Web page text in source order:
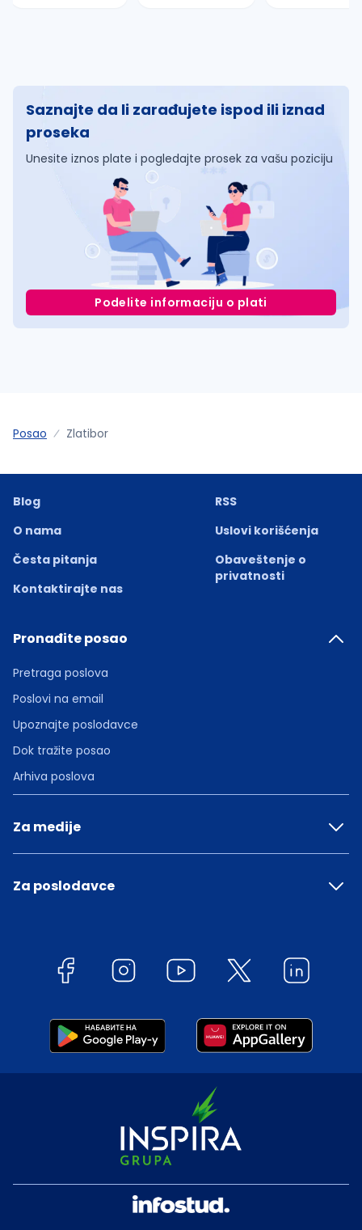
Saznajte da li zarađujete ispod ili iznad
proseka
Unesite iznos plate i pogledajte prosek za vašu poziciju
Podelite informaciju o plati
Posao Zlatibor
Blog
O nama
Česta pitanja
Kontaktirajte nas
RSS
Uslovi korišćenja
Obaveštenje o
privatnosti
Pronađite posao
Pretraga poslova
Poslovi na email
Upoznajte poslodavce
Dok tražite posao
Arhiva poslova
Za medije
Za poslodavce